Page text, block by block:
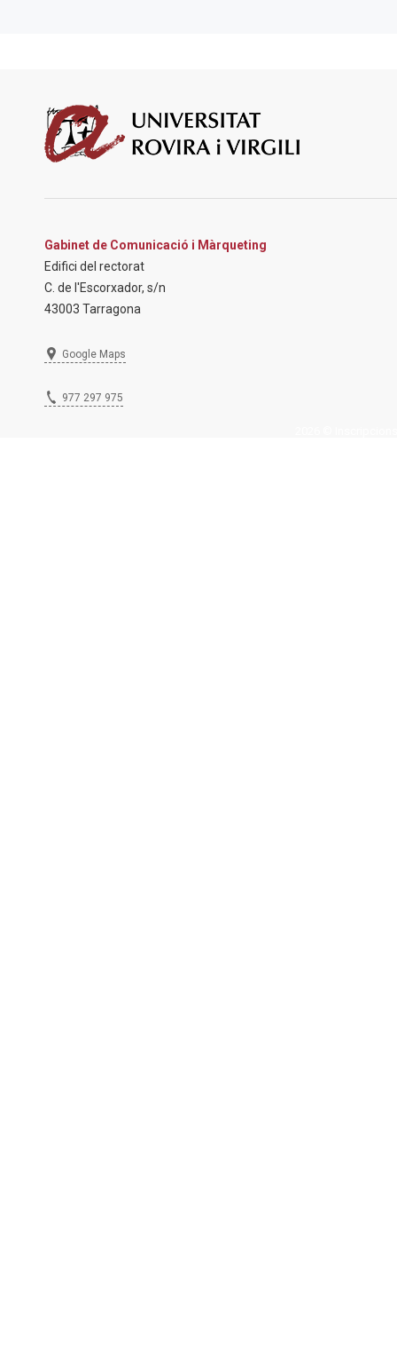
Gabinet de Comunicació i Màrqueting
Edifici del rectorat
C. de l'Escorxador, s/n
43003 Tarragona
Google Maps
977 297 975